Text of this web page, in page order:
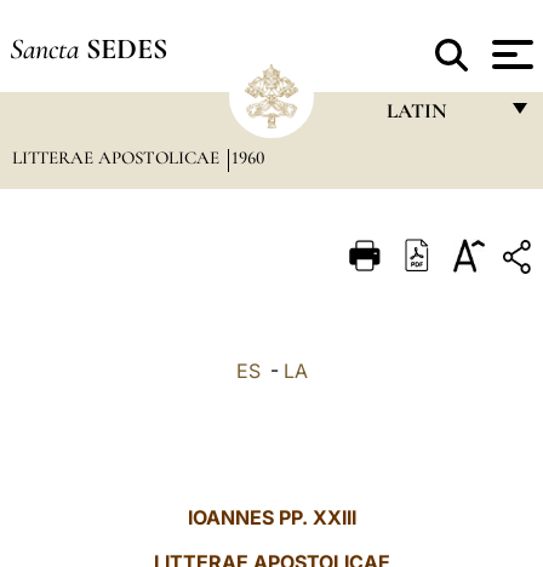
Sancta SEDES
LATIN
ITALIANO
LITTERAE APOSTOLICAE 1960
ES- LA
IOANNES PP. XXIII
LITTERAE APOSTOLICAE